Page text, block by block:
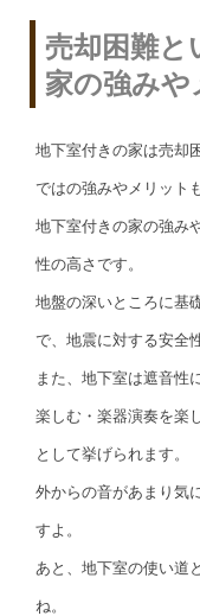
売却困難と
家の強みや
地下室付きの家は売却
ではの強みやメリット
地下室付きの家の強み
性の高さです。
地盤の深いところに基
で、地震に対する安全
また、地下室は遮音性
楽しむ・楽器演奏を楽
として挙げられます。
外からの音があまり気
すよ。
あと、地下室の使い道
ね。